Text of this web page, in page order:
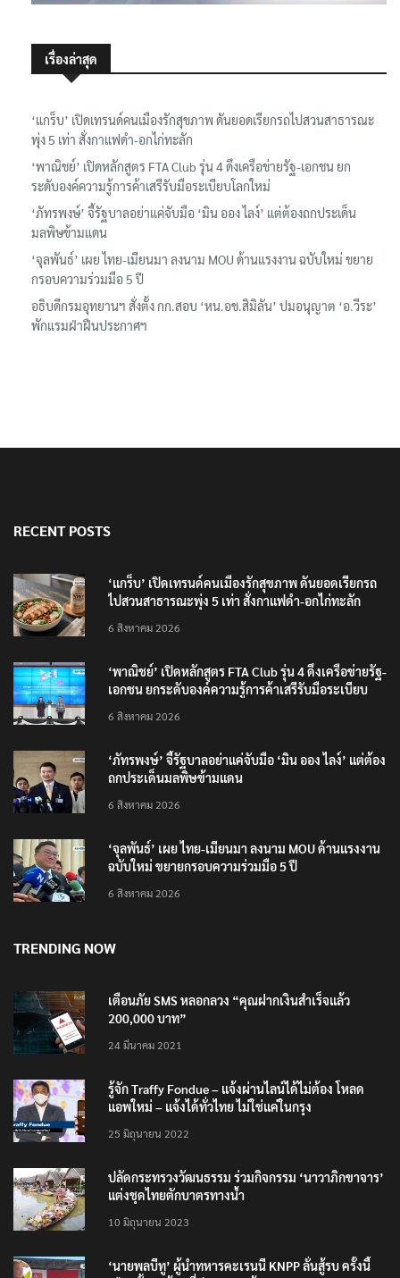
เรื่องล่าสุด
‘แกร็บ’ เปิดเทรนด์คนเมืองรักสุขภาพ ดันยอดเรียกรถไปสวนสาธารณะ
พุ่ง 5 เท่า สั่งกาแฟดำ-อกไก่ทะลัก
‘พาณิชย์’ เปิดหลักสูตร FTA Club รุ่น 4 ดึงเครือข่ายรัฐ-เอกชน ยก
ระดับองค์ความรู้การค้าเสรีรับมือระเบียบโลกใหม่
‘ภัทรพงษ์’ จี้รัฐบาลอย่าแค่จับมือ ‘มิน ออง ไลง์’ แต่ต้องถกประเด็น
มลพิษข้ามแดน
‘จุลพันธ์’ เผย ไทย-เมียนมา ลงนาม MOU ด้านแรงงาน ฉบับใหม่ ขยาย
กรอบความร่วมมือ 5 ปี
อธิบดีกรมอุทยานฯ​ สั่งตั้ง กก.สอบ ‘หน.อช.สิมิลัน’ ปมอนุญาต ‘อ.วีระ’
พักแรมฝ่าฝืนประกาศฯ
RECENT POSTS
‘แกร็บ’ เปิดเทรนด์คนเมืองรักสุขภาพ ดันยอดเรียกรถ
ไปสวนสาธารณะพุ่ง 5 เท่า สั่งกาแฟดำ-อกไก่ทะลัก
6 สิงหาคม 2026
‘พาณิชย์’ เปิดหลักสูตร FTA Club รุ่น 4 ดึงเครือข่ายรัฐ-
เอกชน ยกระดับองค์ความรู้การค้าเสรีรับมือระเบียบ
6 สิงหาคม 2026
‘ภัทรพงษ์’ จี้รัฐบาลอย่าแค่จับมือ ‘มิน ออง ไลง์’ แต่ต้อง
ถกประเด็นมลพิษข้ามแดน
6 สิงหาคม 2026
‘จุลพันธ์’ เผย ไทย-เมียนมา ลงนาม MOU ด้านแรงงาน
ฉบับใหม่ ขยายกรอบความร่วมมือ 5 ปี
6 สิงหาคม 2026
TRENDING NOW
เตือนภัย SMS หลอกลวง “คุณฝากเงินสำเร็จแล้ว
200,000 บาท”
24 มีนาคม 2021
รู้จัก Traffy Fondue – แจ้งผ่านไลน์ได้ไม่ต้อง โหลด
แอพใหม่ – แจ้งได้ทั่วไทย ไม่ใช่แค่ในกรุง
25 มิถุนายน 2022
ปลัดกระทรวงวัฒนธรรม ร่วมกิจกรรม ‘นาวาภิกขาจาร’
แต่งชุดไทยตักบาตรทางน้ำ
10 มิถุนายน 2023
‘นายพลบีทู’ ผู้นำทหารคะเรนนี KNPP ลั่นสู้รบ ครั้งนี้